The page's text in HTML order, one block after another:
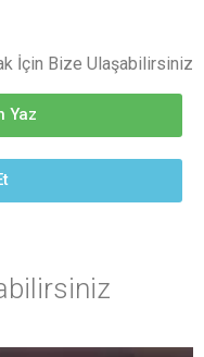
İçin Bize Ulaşabilirsiniz
Yaz